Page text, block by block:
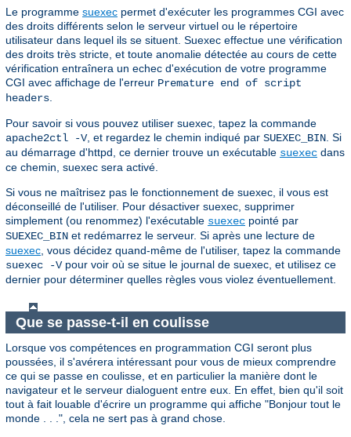
Le programme suexec permet d'exécuter les programmes CGI avec
des droits différents selon le serveur virtuel ou le répertoire
utilisateur dans lequel ils se situent. Suexec effectue une vérification
des droits très stricte, et toute anomalie détectée au cours de cette
vérification entraînera un echec d'exécution de votre programme
CGI avec affichage de l'erreur Premature end of script
headers
Pour savoir si vous pouvez utiliser suexec, tapez la commande
apache2ctl -V, et regardez le chemin indiqué par SUEXEC_BIN . Si
au démarrage d'httpd, ce dernier trouve un exécutable suexec dans
ce chemin, suexec sera activé.
Si vous ne maîtrisez pas le fonctionnement de suexec, il vous est
déconseillé de l'utiliser. Pour désactiver suexec, supprimer
simplement (ou renommez) l'exécutable suexec pointé par
SUEXEC_BIN et redémarrez le serveur. Si après une lecture de
suexec , vous décidez quand-même de l'utiliser, tapez la commande
suexec -Vpour voir où se situe le journal de suexec, et utilisez ce
dernier pour déterminer quelles règles vous violez éventuellement.
Que se passe-t-il en coulisse
Lorsque vos compétences en programmation CGI seront plus
poussées, il s'avérera intéressant pour vous de mieux comprendre
ce qui se passe en coulisse, et en particulier la manière dont le
navigateur et le serveur dialoguent entre eux. En effet, bien qu'il soit
tout à fait louable d'écrire un programme qui affiche "Bonjour tout le
monde . . .", cela ne sert pas à grand chose.